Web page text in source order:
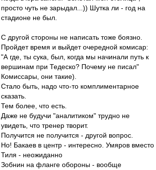
просто чуть не зарыдал...)) Шутка ли - год на
стадионе не был.
С другой стороны не написать тоже боязно.
Пройдет время и выйдет очередной комисар:
"А где, ты сука, был, когда мы начинали путь к
вершинам при Тедеско? Почему не писал"
Комиссары, они такие).
Стало быть, надо что-то комплиментарное
сказать.
Тем более, что есть.
Даже не будучи "аналитиком" трудно не
увидеть, что тренер творит.
Получится не получится - другой вопрос.
Но! Бакаев в центр - интересно. Умяров вместо
Тиля - неожиданно
Зобнин на фланге обороны - вообще